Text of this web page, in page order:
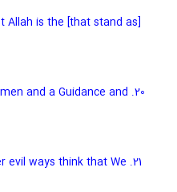
but Allah is the
men and a Guidance and
evil ways think that We